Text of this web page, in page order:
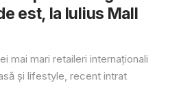
est, la Iulius Mall
mai mari retaileri internaționali
și lifestyle, recent intrat